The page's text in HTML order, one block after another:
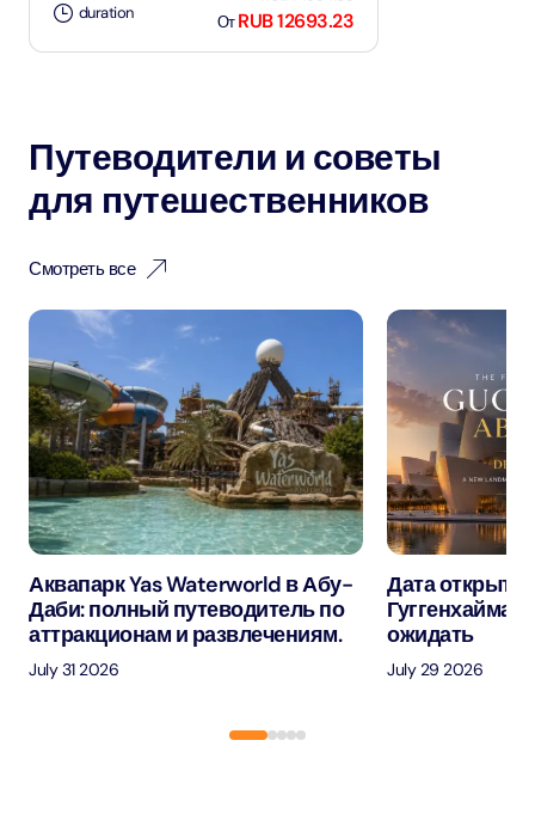
duration
ОтRUB 12693.23
Путеводители и советы
для путешественников
Смотреть все
Аквапарк Yas Waterworld в Абу-
Даби: полный путеводитель по
аттракционам и развлечениям.
July 31 2026
Дата
Гуггенхайма
ожидать
July 29 2026